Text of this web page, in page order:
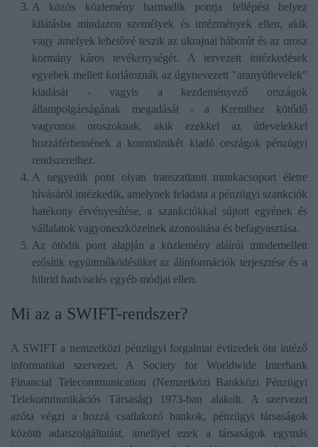
A közös közlemény harmadik pontja fellépést helyez
kilátásba mindazon személyek és intézmények ellen, akik
vagy amelyek lehetővé teszik az ukrajnai háborút és az orosz
kormány káros tevékenységét. A tervezett intézkedések
egyebek mellett korlátoznák az úgynevezett "aranyútlevelek"
kiadását - vagyis a kezdeményező országok
állampolgárságának megadását - a Kremlhez kötődő
vagyonos oroszoknak, akik ezekkel az útlevelekkel
hozzáférhetnének a kommünikét kiadó országok pénzügyi
rendszereihez.
A negyedik pont olyan transzatlanti munkacsoport életre
hívásáról intézkedik, amelynek feladata a pénzügyi szankciók
hatékony érvényesítése, a szankciókkal sújtott egyének és
vállalatok vagyoneszközeinek azonosítása és befagyasztása.
Az ötödik pont alapján a közlemény aláírói mindemellett
erősítik együttműködésüket az álinformációk terjesztése és a
hibrid hadviselés egyéb módjai ellen.
Mi az a SWIFT-rendszer?
A SWIFT a nemzetközi pénzügyi forgalmat évtizedek óta intéző
informatikai szervezet. A Society for Worldwide Interbank
Financial Telecommunication (Nemzetközi Bankközi Pénzügyi
Telekommunikációs Társaság) 1973-ban alakult. A szervezet
azóta végzi a hozzá csatlakozó bankok, pénzügyi társaságok
közötti adatszolgáltatást, amellyel ezek a társaságok egymás